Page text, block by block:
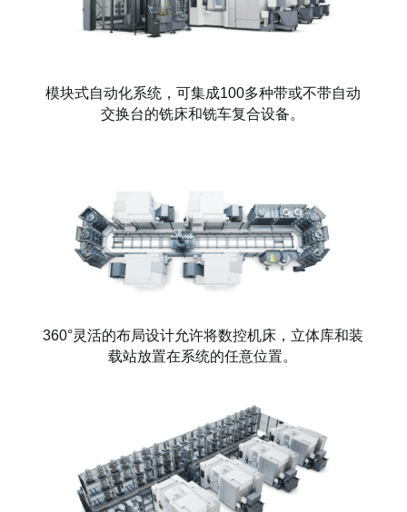
模块式自动化系统，可集成100多种带或不带自动
交换台的铣床和铣车复合设备。
360°灵活的布局设计允许将数控机床，立体库和装
载站放置在系统的任意位置。